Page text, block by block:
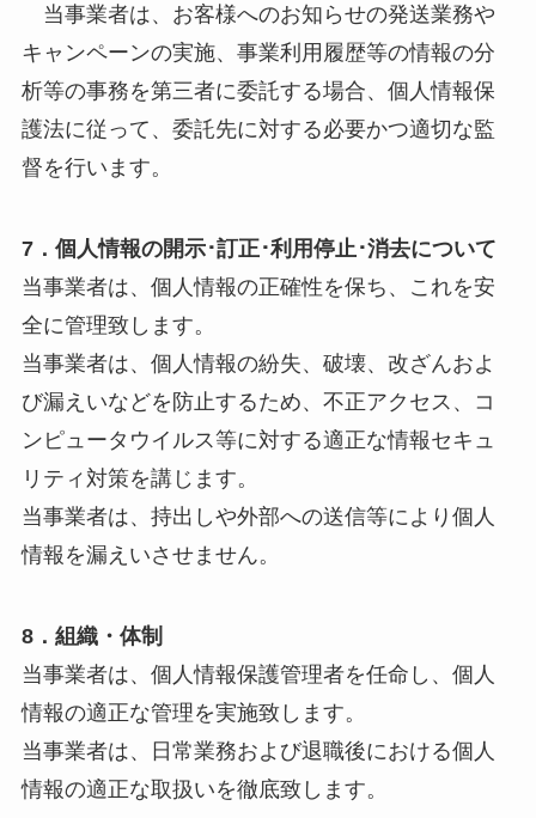
当事業者は、お客様へのお知らせの発送業務や
キャンペーンの実施、事業利用履歴等の情報の分
析等の事務を第三者に委託する場合、個人情報保
護法に従って、委託先に対する必要かつ適切な監
督を行います。
7．個人情報の開示･訂正･利用停止･消去について
当事業者は、個人情報の正確性を保ち、これを安
全に管理致します。
当事業者は、個人情報の紛失、破壊、改ざんおよ
び漏えいなどを防止するため、不正アクセス、コ
ンピュータウイルス等に対する適正な情報セキュ
リティ対策を講じます。
当事業者は、持出しや外部への送信等により個人
情報を漏えいさせません。
8．組織・体制
当事業者は、個人情報保護管理者を任命し、個人
情報の適正な管理を実施致します。
当事業者は、日常業務および退職後における個人
情報の適正な取扱いを徹底致します。